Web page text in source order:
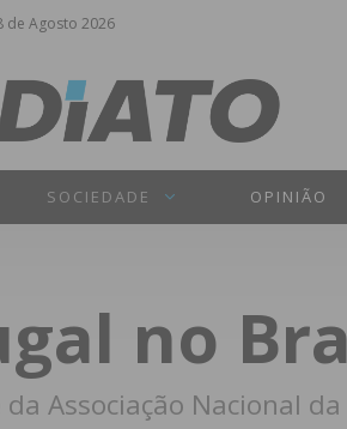
de Agosto 2026
SOCIEDADE OPINIÃO
no
Associação Nacional